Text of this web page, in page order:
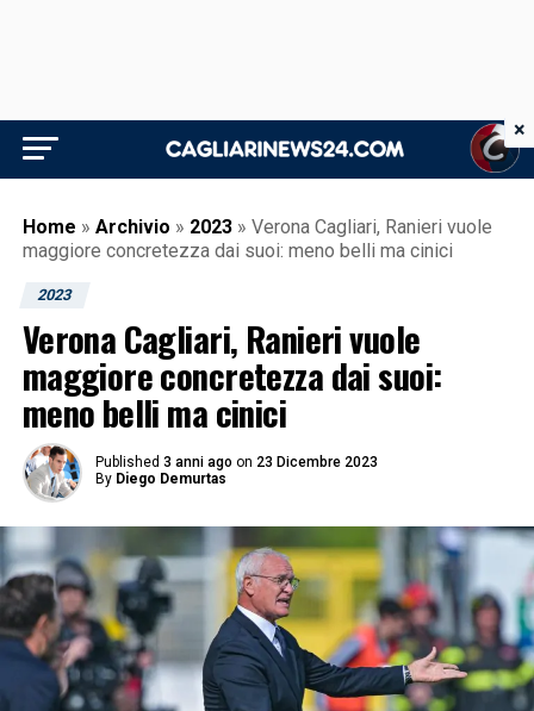
Home » Archivio » 2023 » Verona Cagliari, Ranieri vuole
maggiore concretezza dai suoi: meno belli ma cinici
2023
Verona Cagliari, Ranieri vuole
maggiore concretezza dai suoi:
meno belli ma cinici
Published 3 anni ago on 23 Dicembre 2023
By Diego Demurtas
×